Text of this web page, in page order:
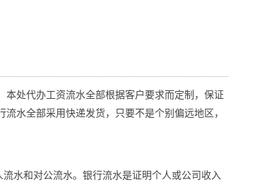
处代办工资流水全部根据客户要求而定制，保证
水全部采用快递发货，只要不是个别偏远地区，
水和对公流水。银行流水是证明个人或公司收入